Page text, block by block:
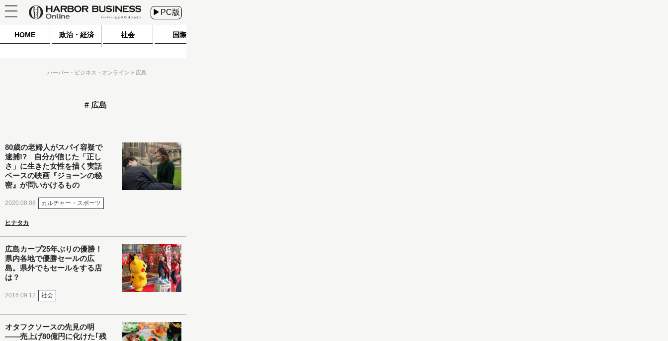
▶PC版
HOME 政治・経済 社会 国際
ハーバー・ビジネス・オンライン 広島
広島
80歳の老婦人がスパイ容疑で
逮捕!? 自分が信じた「正し
さ」に生きた女性を描く実話
ベースの映画『ジョーンの秘
密』が問いかけるもの
2020.08.08 カルチャー・スポーツ
ヒナタカ
広島カープ25年ぶりの優勝！
県内各地で優勝セールの広
島。県外でもセールをする店
は？
2016.09.12 社会
オタフクソースの先見の明
――売上げ80億円に化けた｢残